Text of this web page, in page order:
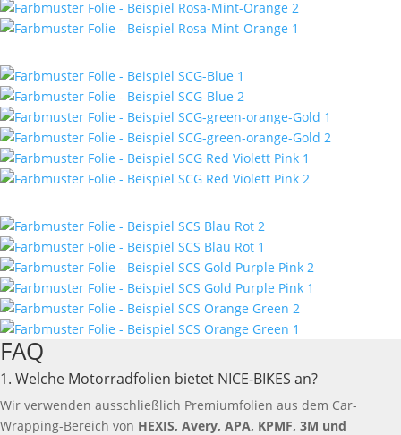
FAQ
1. Welche Motorradfolien bietet NICE-BIKES an?
Wir verwenden ausschließlich Premiumfolien aus dem Car-
Wrapping-Bereich von HEXIS, Avery, APA, KPMF, 3M und